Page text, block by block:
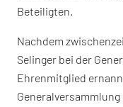
Beteiligten.
Nachdem
Selinger bei der
Ehrenmitglied
Generalversammlung